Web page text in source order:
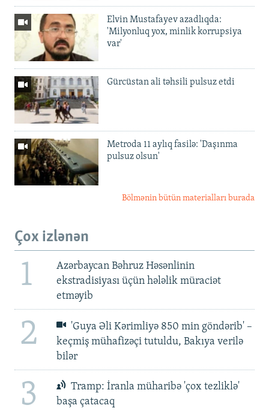
Elvin Mustafayev azadlıqda:
'Milyonluq yox, minlik korrupsiya
var'
Gürcüstan ali təhsili pulsuz etdi
Metroda 11 aylıq fasilə: 'Daşınma
pulsuz olsun'
Bölmənin bütün materialları burada
Çox izlənən
1
Azərbaycan Bəhruz Həsənlinin
ekstradisiyası üçün hələlik müraciət
etməyib
2
'Guya Əli Kərimliyə 850 min göndərib' –
keçmiş mühafizəçi tutuldu, Bakıya verilə
bilər
3
Tramp: İranla müharibə 'çox tezliklə'
başa çatacaq